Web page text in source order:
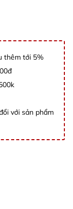
thêm tới 5%
với sản phẩm